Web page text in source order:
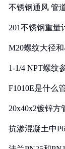
不锈钢通风 管
201不锈钢重量
M20螺纹大径
1-1/4 NPT螺纹
F1010E是什么
20x40x2镀锌
抗渗混凝土中